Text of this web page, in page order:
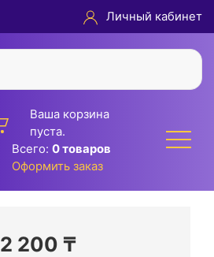
Личный кабинет
Ваша корзина
пуста.
Всего: 0 товаров
Оформить заказ
2 200 ₸